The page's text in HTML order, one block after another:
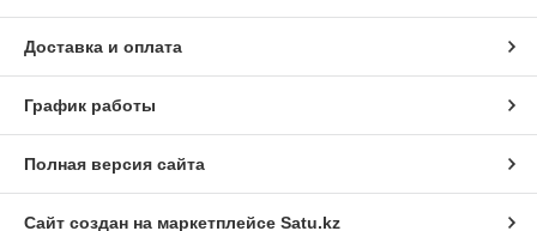
Доставка и оплата
График работы
Полная версия сайта
Сайт создан на маркетплейсе Satu.kz